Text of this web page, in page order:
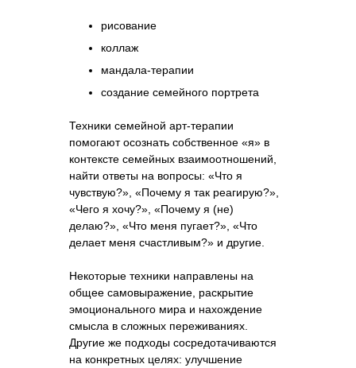
рисование
коллаж
мандала-терапии
создание семейного портрета
Техники семейной арт-терапии
помогают осознать собственное «я» в
контексте семейных взаимоотношений,
найти ответы на вопросы: «Что я
чувствую?», «Почему я так реагирую?»,
«Чего я хочу?», «Почему я (не)
делаю?», «Что меня пугает?», «Что
делает меня счастливым?» и другие.
Некоторые техники направлены на
общее самовыражение, раскрытие
эмоционального мира и нахождение
смысла в сложных переживаниях.
Другие же подходы сосредотачиваются
на конкретных целях: улучшение